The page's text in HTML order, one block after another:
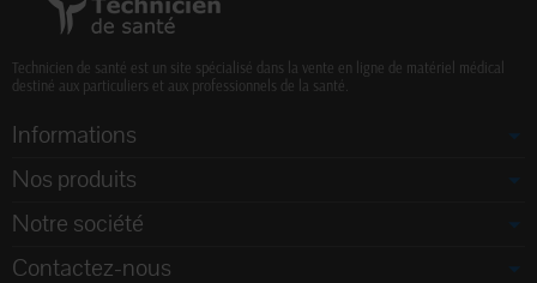
Technicien de santé est un site spécialisé dans la vente en ligne de matériel médical
destiné aux particuliers et aux professionnels de la santé.
Informations
Nos produits
Notre société
Contactez-nous